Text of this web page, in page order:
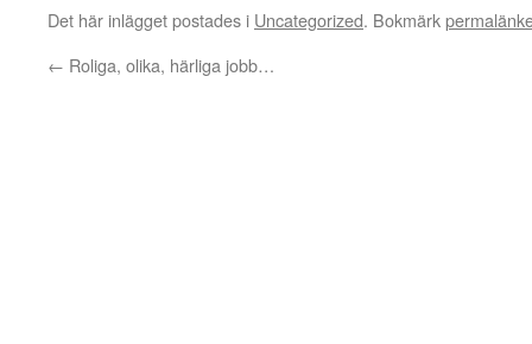
krukplanteringar
van
fotas
vår
pool
tar
form
på
äldreboende
kr.
kontoret
Det här inlägget postades i Uncategorized. Bokmärk
← Roliga, olika, härliga jobb…